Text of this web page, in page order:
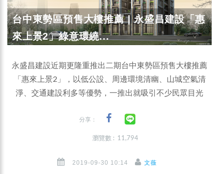
台中東勢區預售大樓推薦 | 永盛昌建設「惠
來上景2」綠意環繞...
永盛昌建設近期更隆重推出二期台中東勢區預售大樓推薦
「惠來上景2」，以低公設、周邊環境清幽、山城空氣清
淨、交通建設利多等優勢，一推出就吸引不少民眾目光
分享：
瀏覽數 : 11,794
2019-09-30 10:14 文薇